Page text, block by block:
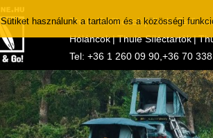
Thule Tetőboxok |Thule
Hóláncok|Thule Síléctartók|
Tel: +36 1 260 09 90 +36 70
Sütiket használunk a tartalom és a közösségi